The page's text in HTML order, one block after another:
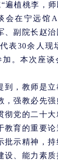
“遍植桃李，
会在宁远馆
、副院长赵治
表30余人现
加。本次座谈
到，教师是立
，强教必先强
彻党的二十大
教育的重要
批示精神，
设、能力素